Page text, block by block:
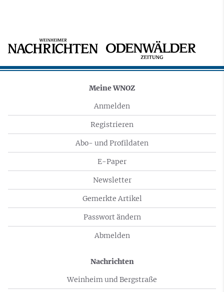
Meine WNOZ
Anmelden
Registrieren
Abo- und Profildaten
E-Paper
Newsletter
Gemerkte Artikel
Passwort ändern
Abmelden
Nachrichten
Weinheim und Bergstraße